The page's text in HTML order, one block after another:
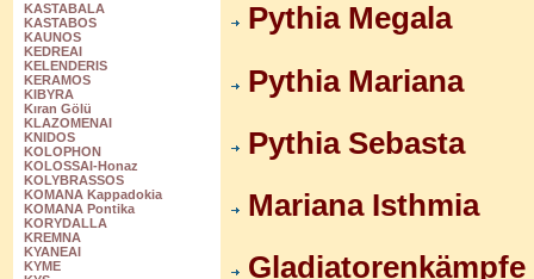
KASTABALA
KASTABOS
KAUNOS
KEDREAI
KELENDERIS
KERAMOS
KIBYRA
Kıran Gölü
KLAZOMENAI
KNIDOS
KOLOPHON
KOLOSSAI-Honaz
KOLYBRASSOS
KOMANA Kappadokia
KOMANA Pontika
KORYDALLA
KREMNA
KYANEAI
KYME
Pythia Megala
Pythia Mariana
Pythia Sebasta
Mariana Isthmia
Gladiatorenkämpfe